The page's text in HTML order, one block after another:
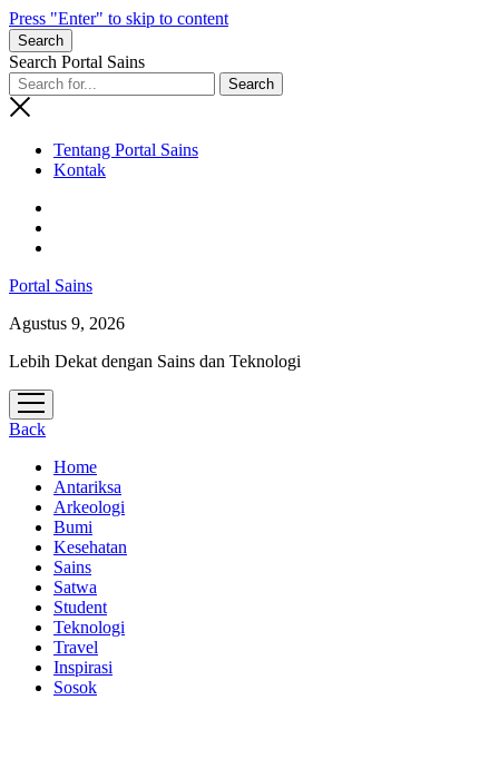
Press "Enter" to skip to content
Search
Search Portal Sains
Tentang Portal Sains
Kontak
Portal Sains
Agustus 9, 2026
Lebih Dekat dengan Sains dan Teknologi
open
menu
Back
Home
Antariksa
Arkeologi
Bumi
Kesehatan
Sains
Satwa
Student
Teknologi
Travel
Inspirasi
Sosok